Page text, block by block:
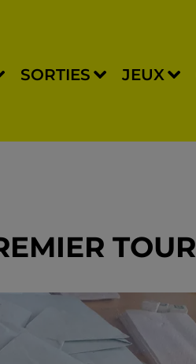
SORTIES JEUX
TOUR